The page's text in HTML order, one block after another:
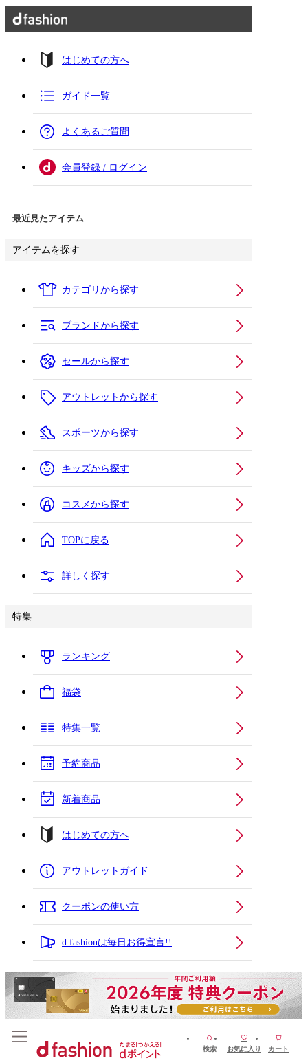
はじめての方へ
ガイド一覧
よくあるご質問
会員登録 / ログイン
最近見たアイテム
アイテムを探す
カテゴリから探す
ブランドから探す
セールから探す
アウトレットから探す
スポーツから探す
キッズから探す
コスメから探す
TOPに戻る
詳しく探す
特集
ランキング
福袋
特集一覧
予約商品
新着商品
はじめての方へ
アウトレットガイド
クーポンの使い方
d fashionは毎日お得宣言!!
検索 お気に入り カート